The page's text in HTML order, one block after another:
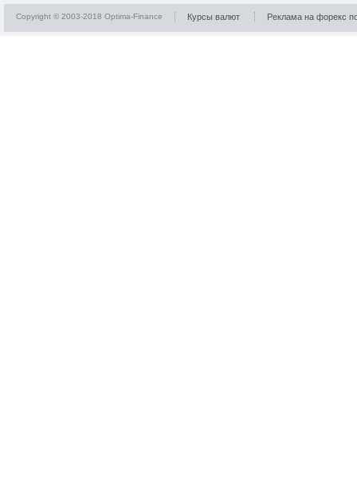
Copyright © 2003-2018 Optima-Finance Курсы валют Реклама на форекс